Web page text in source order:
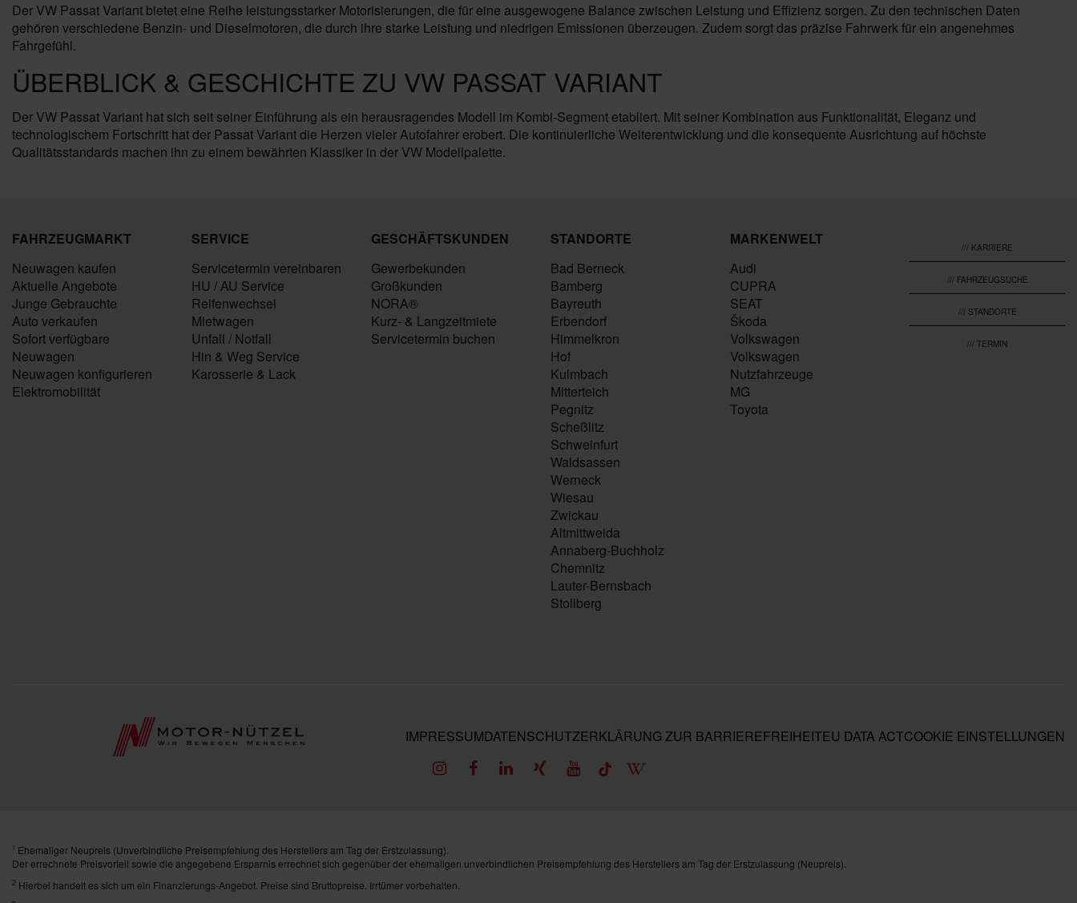
Der VW Passat Variant bietet eine Reihe leistungsstarker Motorisierungen, die für eine ausgewogene Balance zwischen Leistung und Effizienz sorgen. Zu den technischen Daten
gehören verschiedene Benzin- und Dieselmotoren, die durch ihre starke Leistung und niedrigen Emissionen überzeugen. Zudem sorgt das präzise Fahrwerk für ein angenehmes
Fahrgefühl.
ÜBERBLICK & GESCHICHTE ZU VW PASSAT VARIANT
Der VW Passat Variant hat sich seit seiner Einführung als ein herausragendes Modell im Kombi-Segment etabliert. Mit seiner Kombination aus Funktionalität, Eleganz und
technologischem Fortschritt hat der Passat Variant die Herzen vieler Autofahrer erobert. Die kontinuierliche Weiterentwicklung und die konsequente Ausrichtung auf höchste
Qualitätsstandards machen ihn zu einem bewährten Klassiker in der VW Modellpalette.
FAHRZEUGMARKT
Neuwagen kaufen
Aktuelle Angebote
Junge Gebrauchte
Auto verkaufen
Sofort verfügbare
Neuwagen
Neuwagen konfigurieren
Elektromobilität
SERVICE
Servicetermin vereinbaren
HU / AU Service
Reifenwechsel
Mietwagen
Unfall / Notfall
Hin & Weg Service
Karosserie & Lack
GESCHÄFTSKUNDEN
Gewerbekunden
Großkunden
NORA®
Kurz- & Langzeitmiete
Servicetermin buchen
STANDORTE
Bad Berneck
Bamberg
Bayreuth
Erbendorf
Himmelkron
Hof
Kulmbach
Mitterteich
Pegnitz
Scheßlitz
Schweinfurt
Waldsassen
Werneck
Wiesau
Zwickau
Altmittweida
Annaberg-Buchholz
Chemnitz
Lauter-Bernsbach
Stollberg
MARKENWELT
Audi
CUPRA
SEAT
Škoda
Volkswagen
Volkswagen
Nutzfahrzeuge
MG
Toyota
/// KARRIERE
/// FAHRZEUGSUCHE
/// STANDORTE
/// TERMIN
IMPRESSUMDATENSCHUTZERKLÄRUNG ZUR BARRIEREFREIHEITEU DATA ACTCOOKIE EINSTELLUNGEN
1 Ehemaliger Neupreis (Unverbindliche Preisempfehlung des Herstellers am Tag der Erstzulassung).
Der errechnete Preisvorteil sowie die angegebene Ersparnis errechnet sich gegenüber der ehemaligen unverbindlichen Preisempfehlung des Herstellers am Tag der Erstzulassung (Neupreis).
2 Hierbei handelt es sich um ein Finanzierungs-Angebot. Preise sind Bruttopreise. Irrtümer vorbehalten.